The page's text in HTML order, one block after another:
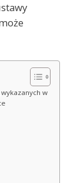
w